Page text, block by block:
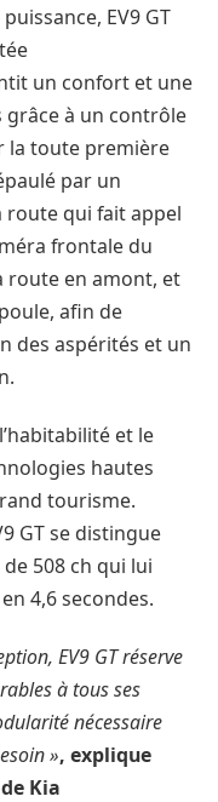
EV9 GT
un confort et une
à un contrôle
la toute première
par un
route qui fait appel
frontale du
route en amont, et
afin de
des aspérités et un
et le
hautes
tourisme.
GT se distingue
508 ch qui lui
4,6 secondes.
EV9 GT réserve
à tous ses
nécessaire
», explique
Kia